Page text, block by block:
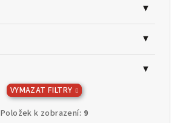
VYMAZAT FILTRY
Položek k zobrazení: 9